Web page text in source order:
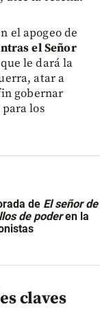
el apogeo de
el Señor
que le dará la
atar a
gobernar
los
de El señor de
de poderen la
claves